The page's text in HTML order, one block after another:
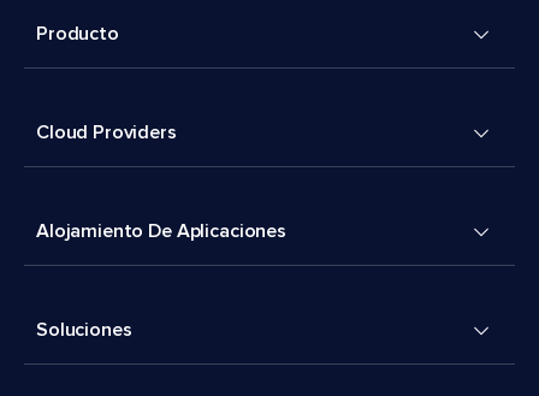
Producto
Cloud Providers
Alojamiento De Aplicaciones
Soluciones